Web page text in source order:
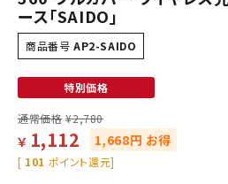
ース「SAIDO」
商品番号 AP2-SAIDO
特別価格
通常価格 ¥2,780
￥ 1,112 1,668円 お得
[ 101 ポイント還元]